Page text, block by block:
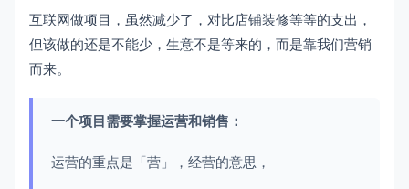
互联网做项目，虽然减少了，对比店铺装修等等的支出，
但该做的还是不能少，生意不是等来的，而是靠我们营销
而来。
一个项目需要掌握运营和销售：
运营的重点是「营」，经营的意思，